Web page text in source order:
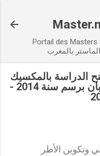
Portail des Masters
الماستر بالمغرب
الدراسة بالمكسيك
ومقدونيا والتايلاند واليابان برسم سنة 2014 -
وتكوين الأطر